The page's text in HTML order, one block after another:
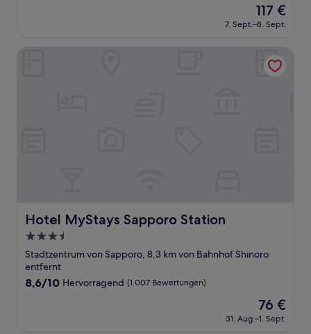
Bewertungen)
Der
Preis
beträgt
117 €
7. Sept.–8. Sept.
Hotel MyStays Sapporo Station
Hotel MyStays Sapporo Station
3.5-
Sterne-
Unterkunft
Stadtzentrum von Sapporo, 8,3 km von Bahnhof Shinoro
entfernt
8.6
8,6/10 Hervorragend (1.007 Bewertungen)
Der
Preis
beträgt
76 €
31. Aug.–1. Sept.